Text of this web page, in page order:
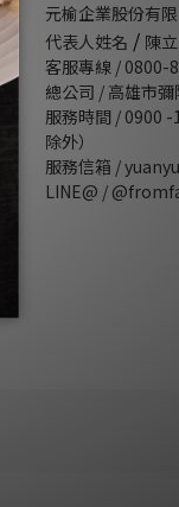
元榆企業股份有
代表人姓名 / 陳
客服專線 / 0800-
總公司 / 高雄市
服務時間 / 0900
除外）
服務信箱 /
LINE@ /